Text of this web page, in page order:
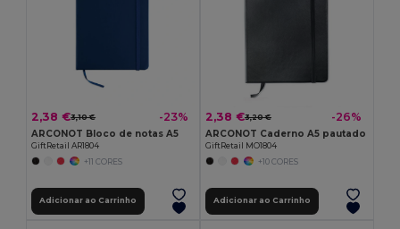
2,38 €3,10 € -23%
ARCONOT Bloco de notas A5
GiftRetail AR1804
+11 CORES
Adicionar ao Carrinho
2,38 €3,20 € -26%
ARCONOT Caderno A5 pautado
GiftRetail MO1804
+10 CORES
Adicionar ao Carrinho